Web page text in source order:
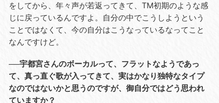
をしてから、年々声が若返ってきて、TM初期のような感
じに戻っているんですよ。自分の中でこうしようという
ことではなくて、今の自分はこうなっているなってこと
なんですけど。
──宇都宮さんのボーカルって、フラットなようであっ
て、真っ直ぐ歌が入ってきて、実はかなり独特なタイプ
なのではないかと思うのですが、御自分ではどう思われ
ていますか？